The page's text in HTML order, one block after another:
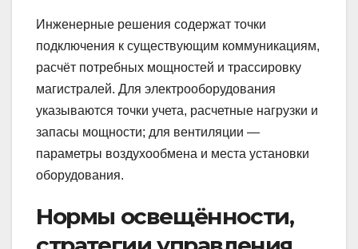
Инженерные решения содержат точки
подключения к существующим коммуникациям,
расчёт потребных мощностей и трассировку
магистралей. Для электрооборудования
указываются точки учета, расчетные нагрузки и
запасы мощности; для вентиляции —
параметры воздухообмена и места установки
оборудования.
Нормы освещённости,